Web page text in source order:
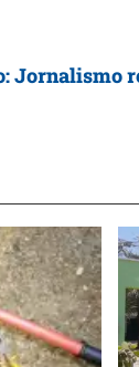
Jornalismo